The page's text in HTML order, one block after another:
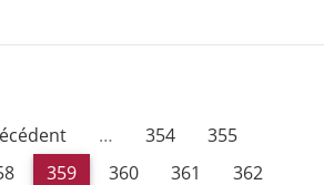
… 354
355
359 360 361
362